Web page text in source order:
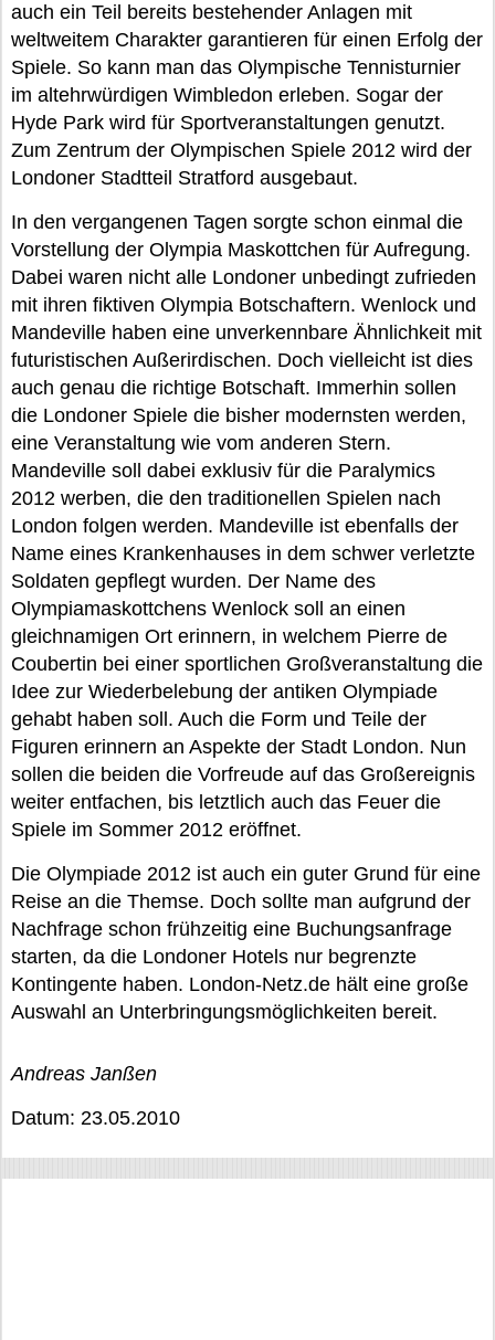
auch ein Teil bereits bestehender Anlagen mit
weltweitem Charakter garantieren für einen Erfolg der
Spiele. So kann man das Olympische Tennisturnier
im altehrwürdigen Wimbledon erleben. Sogar der
Hyde Park wird für Sportveranstaltungen genutzt.
Zum Zentrum der Olympischen Spiele 2012 wird der
Londoner Stadtteil Stratford ausgebaut.
In den vergangenen Tagen sorgte schon einmal die
Vorstellung der Olympia Maskottchen für Aufregung.
Dabei waren nicht alle Londoner unbedingt zufrieden
mit ihren fiktiven Olympia Botschaftern. Wenlock und
Mandeville haben eine unverkennbare Ähnlichkeit mit
futuristischen Außerirdischen. Doch vielleicht ist dies
auch genau die richtige Botschaft. Immerhin sollen
die Londoner Spiele die bisher modernsten werden,
eine Veranstaltung wie vom anderen Stern.
Mandeville soll dabei exklusiv für die Paralymics
2012 werben, die den traditionellen Spielen nach
London folgen werden. Mandeville ist ebenfalls der
Name eines Krankenhauses in dem schwer verletzte
Soldaten gepflegt wurden. Der Name des
Olympiamaskottchens Wenlock soll an einen
gleichnamigen Ort erinnern, in welchem Pierre de
Coubertin bei einer sportlichen Großveranstaltung die
Idee zur Wiederbelebung der antiken Olympiade
gehabt haben soll. Auch die Form und Teile der
Figuren erinnern an Aspekte der Stadt London. Nun
sollen die beiden die Vorfreude auf das Großereignis
weiter entfachen, bis letztlich auch das Feuer die
Spiele im Sommer 2012 eröffnet.
Die Olympiade 2012 ist auch ein guter Grund für eine
Reise an die Themse. Doch sollte man aufgrund der
Nachfrage schon frühzeitig eine Buchungsanfrage
starten, da die Londoner Hotels nur begrenzte
Kontingente haben. London-Netz.de hält eine große
Auswahl an Unterbringungsmöglichkeiten bereit.
Andreas Janßen
Datum: 23.05.2010